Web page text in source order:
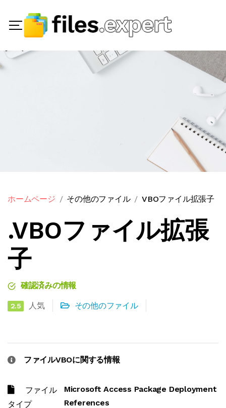
ホームページ その他のファイル VBOファイル拡張子
.VBOファイル拡張
子
確認済みの情報
2.5 人気 その他のファイル
ファイルVBOに関する情報
ファイル
タイプ
Microsoft Access Package Deployment
References